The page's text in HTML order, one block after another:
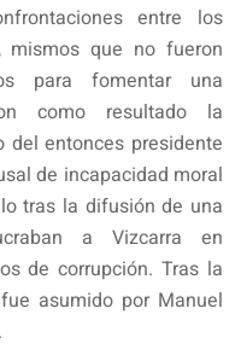
entre los
mismos que no fueron
para fomentar una
como resultado la
del entonces presidente
de incapacidad moral
tras la difusión de una
a Vizcarra en
de corrupción. Tras la
asumido por Manuel